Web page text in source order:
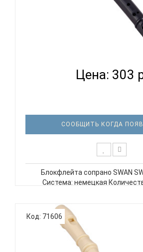
SWAN SW8K - БЛОКФЛЕЙТА
Цена: 303
СООБЩИТЬ КОГДА
Блокфлейта сопрано SWAN
Система: немецкая
система, пластиковый корпус,
Код: 71606